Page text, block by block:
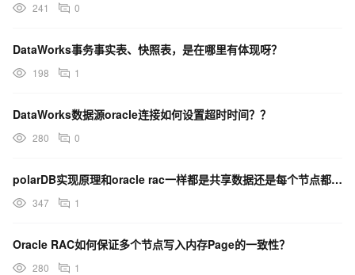
241 0
DataWorks事务事实表、快照表，是在哪里有体现呀？
198 1
DataWorks数据源oracle连接如何设置超时时间？？
280 0
polarDB实现原理和oracle rac一样都是共享数据还是每个节点都存有一份数据？
347 1
Oracle RAC如何保证多个节点写入内存Page的一致性？
280 1